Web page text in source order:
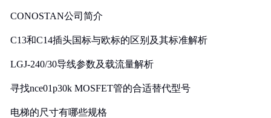
CONOSTAN公司简介
C13和C14插头国标与欧标的区别及其标准解析
LGJ-240/30导线参数及载流量解析
寻找nce01p30k MOSFET管的合适替代型号
电梯的尺寸有哪些规格